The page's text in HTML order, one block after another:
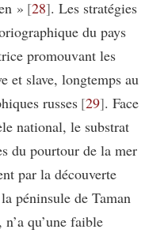
» 28 . Les stratégies
du pays
promouvant les
et slave, longtemps au
russes 29 . Face
national, le substrat
du pourtour de la mer
par la découverte
péninsule de Taman
, n’a qu’une faible